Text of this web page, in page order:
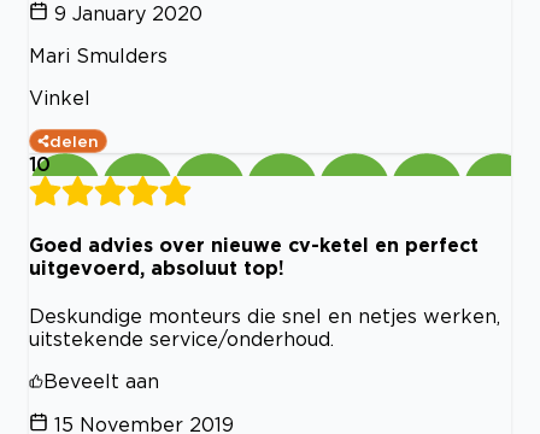
9 January 2020
Mari Smulders
Vinkel
delen
10
Goed advies over nieuwe cv-ketel en perfect
uitgevoerd, absoluut top!
Deskundige monteurs die snel en netjes werken,
uitstekende service/onderhoud.
Beveelt aan
15 November 2019